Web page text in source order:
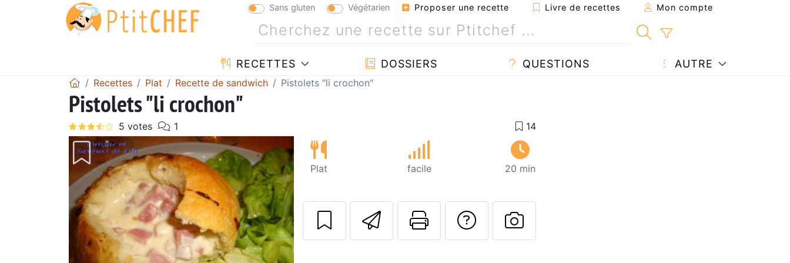
Sans gluten Végétarien Proposer une recette Livre de recettes Mon compte
RECETTES DOSSIERS QUESTIONS AUTRE
Recettes Plat Recette de sandwich Pistolets "li crochon"
Pistolets "li crochon"
Plat facile 20 min
Envoyer cette recette à un ami
Imprimer cette page
Poser une question à l'auteur
Publier votre photo de cette